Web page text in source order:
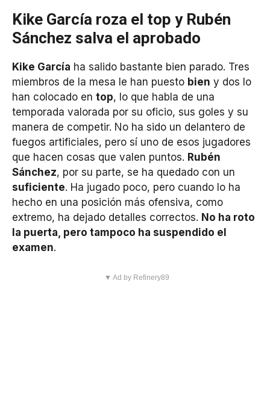
Kike García roza el top y Rubén
Sánchez salva el aprobado
Kike García ha salido bastante bien parado. Tres
miembros de la mesa le han puesto bien y dos lo
han colocado en top, lo que habla de una
temporada valorada por su oficio, sus goles y su
manera de competir. No ha sido un delantero de
fuegos artificiales, pero sí uno de esos jugadores
que hacen cosas que valen puntos. Rubén
Sánchez, por su parte, se ha quedado con un
suficiente. Ha jugado poco, pero cuando lo ha
hecho en una posición más ofensiva, como
extremo, ha dejado detalles correctos. No ha roto
la puerta, pero tampoco ha suspendido el
examen.
▼ Ad by Refinery89